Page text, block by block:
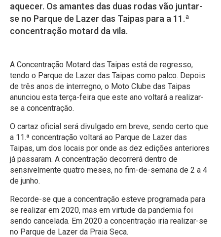
aquecer. Os amantes das duas rodas vão juntar-
se no Parque de Lazer das Taipas para a 11.ª
concentração motard da vila.
A Concentração Motard das Taipas está de regresso,
tendo o Parque de Lazer das Taipas como palco. Depois
de três anos de interregno, o Moto Clube das Taipas
anunciou esta terça-feira que este ano voltará a realizar-
se a concentração.
O cartaz oficial será divulgado em breve, sendo certo que
a 11.ª concentração voltará ao Parque de Lazer das
Taipas, um dos locais por onde as dez edições anteriores
já passaram. A concentração decorrerá dentro de
sensivelmente quatro meses, no fim-de-semana de 2 a 4
de junho.
Recorde-se que a concentração esteve programada para
se realizar em 2020, mas em virtude da pandemia foi
sendo cancelada. Em 2020 a concentração iria realizar-se
no Parque de Lazer da Praia Seca.